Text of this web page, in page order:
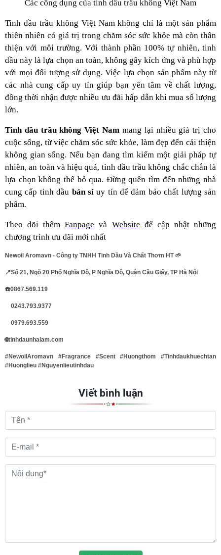
Các công dụng của tinh dầu trầu không Việt Nam
Tinh dầu trầu không Việt Nam không chỉ là một sản phẩm
thiên nhiên có giá trị trong chăm sóc sức khỏe mà còn thân
thiện với môi trường. Với thành phần 100% tự nhiên, tinh
dầu này là lựa chọn an toàn, không gây kích ứng và phù hợp
với mọi đối tượng sử dụng. Việc lựa chọn sản phẩm này từ
các nhà cung cấp uy tín giúp bạn yên tâm về chất lượng,
đồng thời nhận được nhiều ưu đãi hấp dẫn khi mua số lượng
lớn.
Tinh dầu trầu không Việt Nam mang lại nhiều giá trị cho
cuộc sống, từ việc chăm sóc sức khỏe, làm đẹp đến cải thiện
không gian sống. Nếu bạn đang tìm kiếm một giải pháp tự
nhiên, an toàn và hiệu quả, tinh dầu trầu không chắc chắn là
lựa chọn không thể bỏ qua. Đừng quên tìm đến những nhà
cung cấp tinh dầu bán sỉuy tín để đảm bảo chất lượng sản
phẩm.
Theo dõi thêmFanpage và Website để cập nhật những
chương trình ưu đãi mới nhất
Newoil Aromavn - Công ty TNHH Tinh Dầu Và Chất Thơm HT 🌱
📍Số 21, Ngõ 20 Phố Nghĩa Đô, P Nghĩa Đô, Quận Cầu Giấy, TP Hà Nội
☎️0867.569.119
0243.793.9377
0979.693.559
🌐tinhdaunhalam.com
#NewoilAromavn #Fragrance#Scent#Huongthom
#Tinhdaukhuechtan
#Huonglieu #Nguyenlieutinhdau
Viết bình luận